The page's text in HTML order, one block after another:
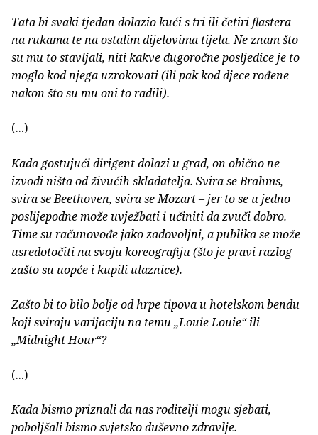
Tata bi svaki tjedan dolazio kući s tri ili četiri flastera
na rukama te na ostalim dijelovima tijela. Ne znam što
su mu to stavljali, niti kakve dugoročne posljedice je to
moglo kod njega uzrokovati (ili pak kod djece rođene
nakon što su mu oni to radili).
(...)
Kada gostujući dirigent dolazi u grad, on obično ne
izvodi ništa od živućih skladatelja. Svira se Brahms,
svira se Beethoven, svira se Mozart – jer to se u jedno
poslijepodne može uvježbati i učiniti da zvuči dobro.
Time su računovođe jako zadovoljni, a publika se može
usredotočiti na svoju koreografiju (što je pravi razlog
zašto su uopće i kupili ulaznice).
Zašto bi to bilo bolje od hrpe tipova u hotelskom bendu
koji sviraju varijaciju na temu „Louie Louie“ ili
„Midnight Hour“?
(...)
Kada bismo priznali da nas roditelji mogu sjebati,
poboljšali bismo svjetsko duševno zdravlje.